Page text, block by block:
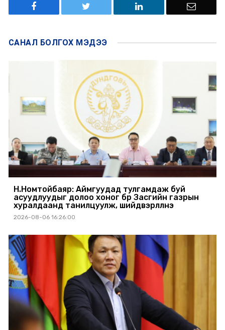
САНАЛ БОЛГОХ МЭДЭЭ
Н.Номтойбаяр: Аймгуудад тулгамдаж буй
асуудлуудыг долоо хоног бүр Засгийн газрын
хуралдаанд танилцуулж, шийдвэрлүүлнэ
2026-08-06 16:26:00